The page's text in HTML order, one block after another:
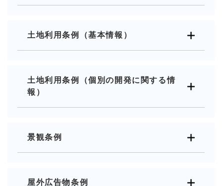
土地利用条例（基本情報）
土地利用条例（個別の開発に関する情
報）
景観条例
屋外広告物条例